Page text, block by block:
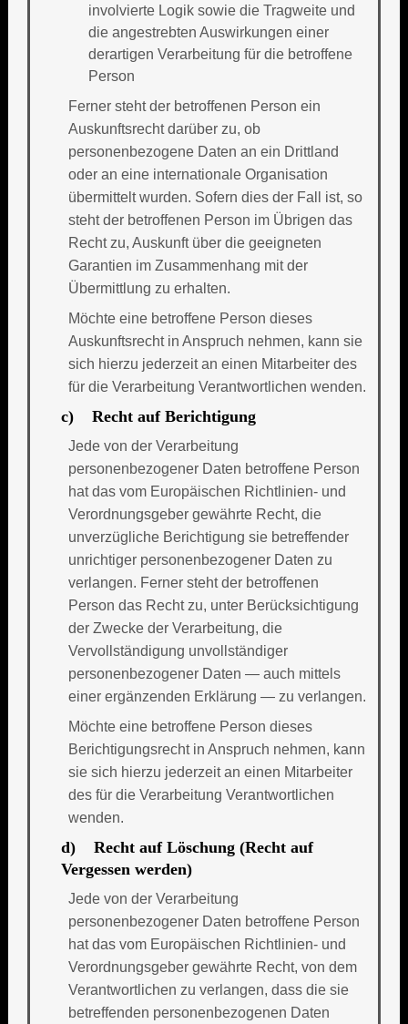
involvierte Logik sowie die Tragweite und
die angestrebten Auswirkungen einer
derartigen Verarbeitung für die betroffene
Person
Ferner steht der betroffenen Person ein
Auskunftsrecht darüber zu, ob
personenbezogene Daten an ein Drittland
oder an eine internationale Organisation
übermittelt wurden. Sofern dies der Fall ist, so
steht der betroffenen Person im Übrigen das
Recht zu, Auskunft über die geeigneten
Garantien im Zusammenhang mit der
Übermittlung zu erhalten.
Möchte eine betroffene Person dieses
Auskunftsrecht in Anspruch nehmen, kann sie
sich hierzu jederzeit an einen Mitarbeiter des
für die Verarbeitung Verantwortlichen wenden.
c) Recht auf Berichtigung
Jede von der Verarbeitung
personenbezogener Daten betroffene Person
hat das vom Europäischen Richtlinien- und
Verordnungsgeber gewährte Recht, die
unverzügliche Berichtigung sie betreffender
unrichtiger personenbezogener Daten zu
verlangen. Ferner steht der betroffenen
Person das Recht zu, unter Berücksichtigung
der Zwecke der Verarbeitung, die
Vervollständigung unvollständiger
personenbezogener Daten — auch mittels
einer ergänzenden Erklärung — zu verlangen.
Möchte eine betroffene Person dieses
Berichtigungsrecht in Anspruch nehmen, kann
sie sich hierzu jederzeit an einen Mitarbeiter
des für die Verarbeitung Verantwortlichen
wenden.
d) Recht auf Löschung (Recht auf
Vergessen werden)
Jede von der Verarbeitung
personenbezogener Daten betroffene Person
hat das vom Europäischen Richtlinien- und
Verordnungsgeber gewährte Recht, von dem
Verantwortlichen zu verlangen, dass die sie
betreffenden personenbezogenen Daten